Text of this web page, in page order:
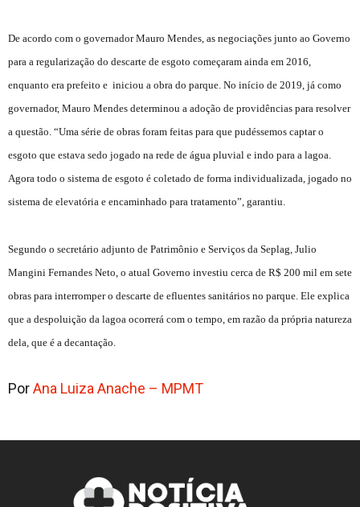
De acordo com o governador Mauro Mendes, as negociações junto ao Governo
para a regularização do descarte de esgoto começaram ainda em 2016,
enquanto era prefeito e iniciou a obra do parque. No início de 2019, já como
governador, Mauro Mendes determinou a adoção de providências para resolver
a questão. “Uma série de obras foram feitas para que pudéssemos captar o
esgoto que estava sedo jogado na rede de água pluvial e indo para a lagoa.
Agora todo o sistema de esgoto é coletado de forma individualizada, jogado no
sistema de elevatória e encaminhado para tratamento”, garantiu.
Segundo o secretário adjunto de Patrimônio e Serviços da Seplag, Julio
Mangini Fernandes Neto, o atual Governo investiu cerca de R$ 200 mil em sete
obras para interromper o descarte de efluentes sanitários no parque. Ele explica
que a despoluição da lagoa ocorrerá com o tempo, em razão da própria natureza
dela, que é a decantação.
PorAna Luiza Anache – MPMT